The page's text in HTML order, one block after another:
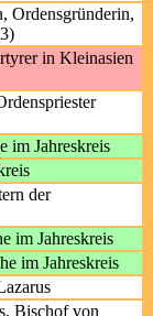
Ordensgründerin,
in Kleinasien
im Jahreskreis
der
im Jahreskreis
im Jahreskreis
Bischof von